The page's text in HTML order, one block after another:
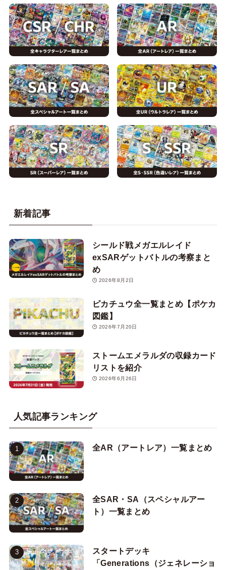
新着記事
シールド戦メガエルレイド
exSARゲットバトルの考察まと
め
2026年8月2日
ピカチュウ全一覧まとめ【ポケカ
図鑑】
2026年7月20日
ストームエメラルダの収録カード
リストを紹介
2026年6月26日
人気記事ランキング
全AR（アートレア）一覧まとめ
全SAR・SA（スペシャルアー
ト）一覧まとめ
スタートデッキ
「Generations（ジェネレーショ